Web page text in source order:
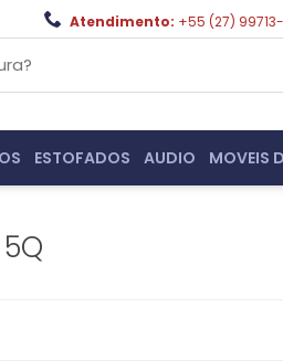
Atendimento: +55 (27)
ESTOFADOS AUDIO MOVEIS